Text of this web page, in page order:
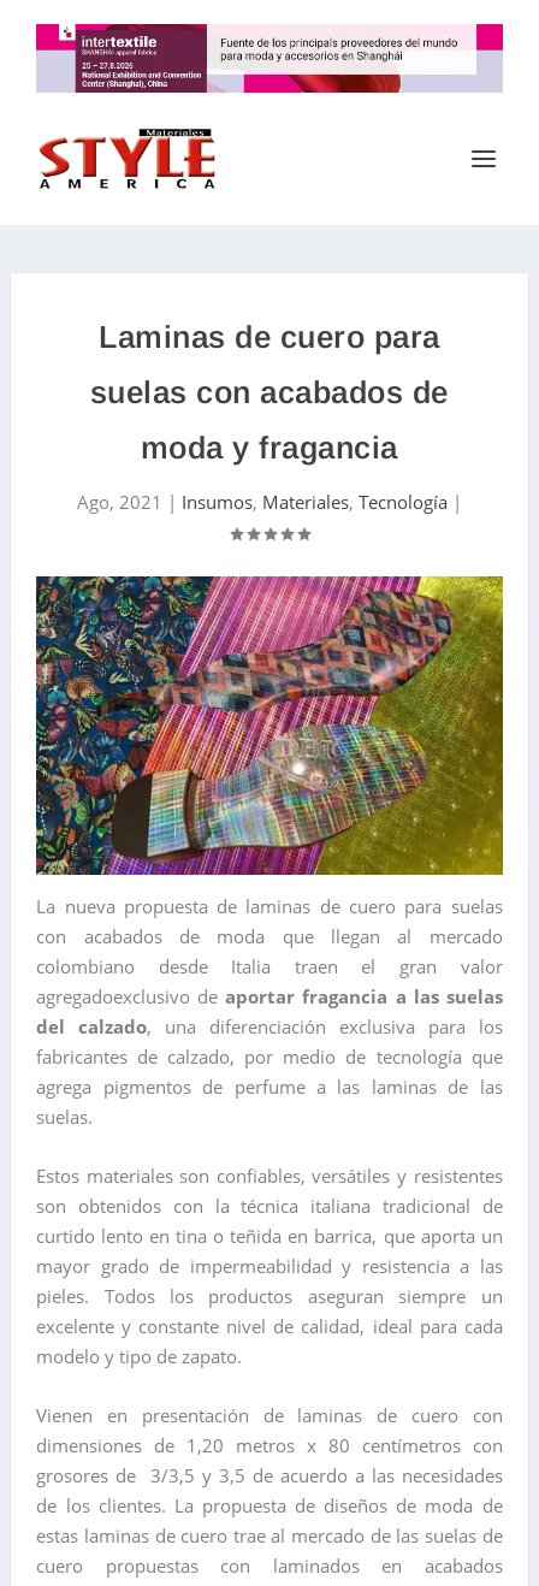
Laminas de cuero para
suelas con acabados de
moda y fragancia
Ago, 2021 | Insumos, Materiales, Tecnología|
La nueva propuesta de laminas de cuero para suelas
con acabados de moda que llegan al mercado
colombiano desde Italia traen el gran valor
agregadoexclusivo deaportar fragancia a las suelas
del calzado, una diferenciación exclusiva para los
fabricantes de calzado, por medio de tecnología que
agrega pigmentos de perfume a las laminas de las
suelas.
Estos materiales son confiables, versátiles y resistentes
son obtenidos con la técnica italiana tradicional de
curtido lento en tina o teñida en barrica, que aporta un
mayor grado de impermeabilidad y resistencia a las
pieles. Todos los productos aseguran siempre un
excelente y constante nivel de calidad, ideal para cada
modelo y tipo de zapato.
Vienen en presentación de laminas de cuero con
dimensiones de 1,20 metros x 80 centímetros con
grosores de 3/3,5 y 3,5 de acuerdo a las necesidades
de los clientes. La propuesta de diseños de moda de
estas laminas de cuero trae al mercado de las suelas de
cuero propuestas con laminados en acabados